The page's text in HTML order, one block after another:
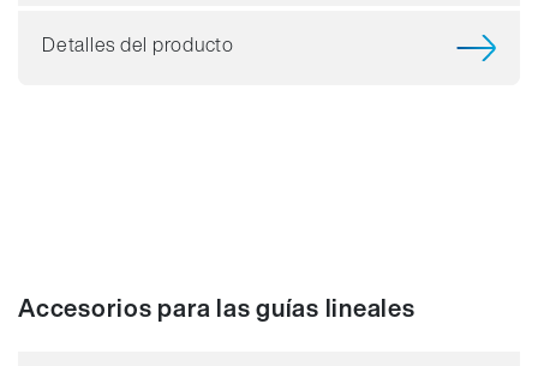
Detalles del producto
Accesorios para las guías lineales